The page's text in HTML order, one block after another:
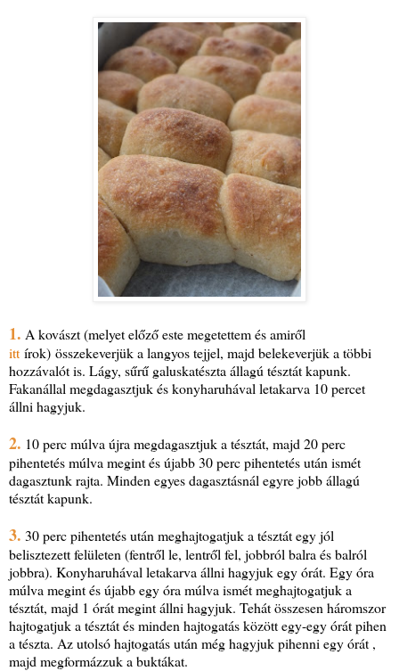
1. A kovászt (melyet előző este megetettem és amiről
itt írok) összekeverjük a langyos tejjel, majd belekeverjük a többi
hozzávalót is. Lágy, sűrű galuskatészta állagú tésztát kapunk.
Fakanállal megdagasztjuk és konyharuhával letakarva 10 percet
állni hagyjuk.
2. 10 perc múlva újra megdagasztjuk a tésztát, majd 20 perc
pihentetés múlva megint és újabb 30 perc pihentetés után ismét
dagasztunk rajta. Minden egyes dagasztásnál egyre jobb állagú
tésztát kapunk.
3. 30 perc pihentetés után meghajtogatjuk a tésztát egy jól
belisztezett felületen (fentről le, lentről fel, jobbról balra és balról
jobbra). Konyharuhával letakarva állni hagyjuk egy órát. Egy óra
múlva megint és újabb egy óra múlva ismét meghajtogatjuk a
tésztát, majd 1 órát megint állni hagyjuk. Tehát összesen háromszor
hajtogatjuk a tésztát és minden hajtogatás között egy-egy órát pihen
a tészta. Az utolsó hajtogatás után még hagyjuk pihenni egy órát ,
majd megformázzuk a buktákat.